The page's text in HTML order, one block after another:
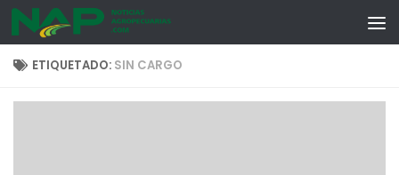
Skip to content
ETIQUETADO: SIN CARGO